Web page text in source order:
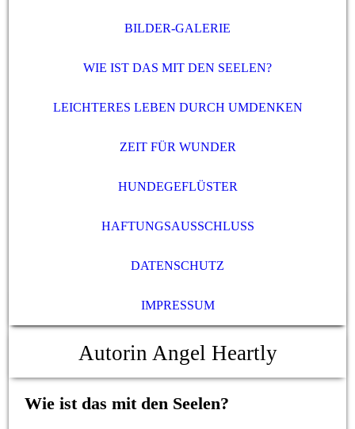
BILDER-GALERIE
WIE IST DAS MIT DEN SEELEN?
LEICHTERES LEBEN DURCH UMDENKEN
ZEIT FÜR WUNDER
HUNDEGEFLÜSTER
HAFTUNGSAUSSCHLUSS
DATENSCHUTZ
IMPRESSUM
Autorin Angel Heartly
Wie ist das mit den Seelen?